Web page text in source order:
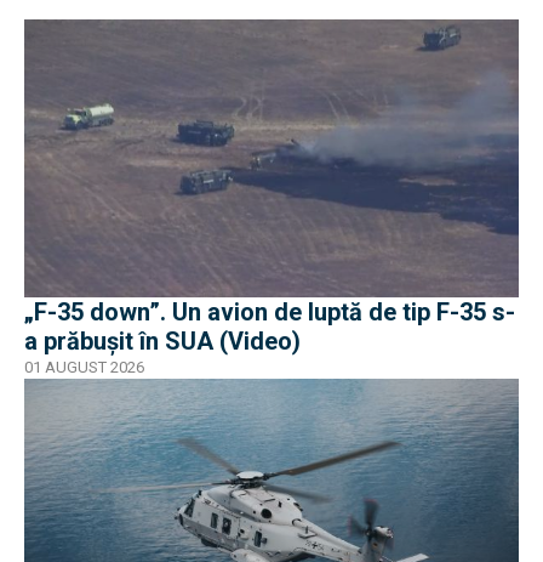
„F-35 down”. Un avion de luptă de tip F-35 s-
a prăbușit în SUA (Video)
01 AUGUST 2026